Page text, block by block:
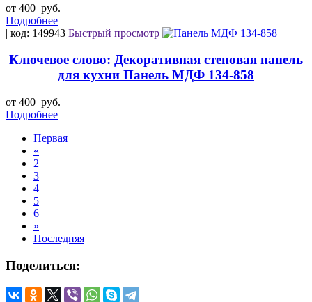
от 400 руб.
Подробнее
| код: 149943 Быстрый просмотр
Ключевое слово: Декоративная стеновая панель
для кухни Панель МДФ 134-858
от 400 руб.
Подробнее
Первая
«
2
3
4
5
6
»
Последняя
Поделиться: